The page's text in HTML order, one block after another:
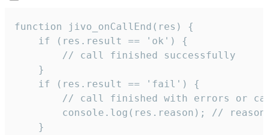
function jivo_onCallEnd(res) {
    if (res.result == 'ok') {
        // call finished successfully
    }
    if (res.result == 'fail') {
// call finished with errors or
console.log(res.reason); //
    }